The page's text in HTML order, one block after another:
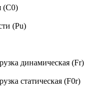
(C0)
(Pu)
динамическая (Fr)
статическая (F0r)